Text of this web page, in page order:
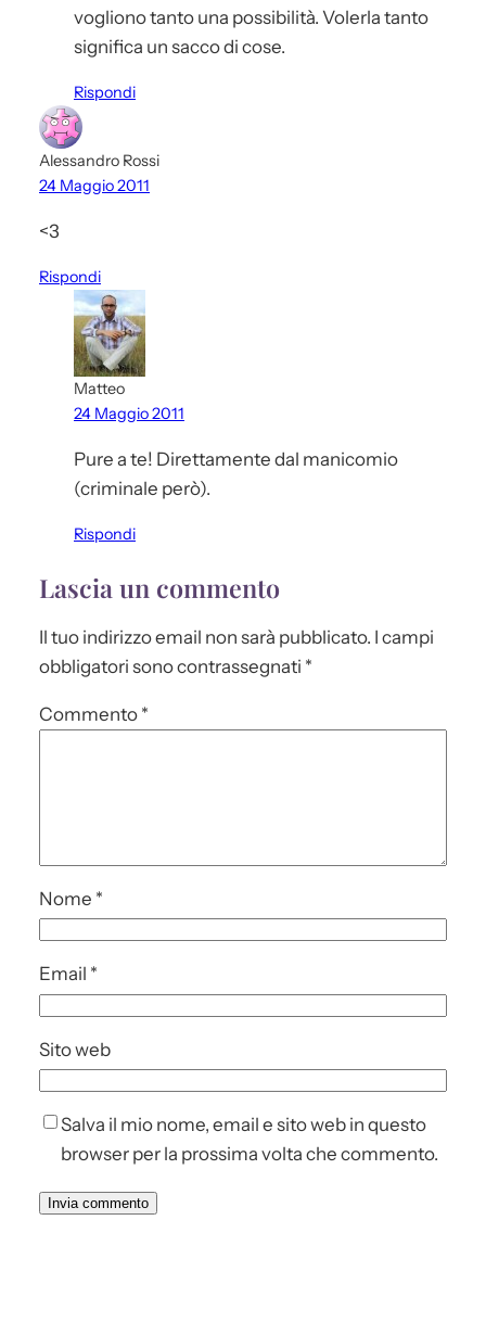
vogliono tanto una possibilità. Volerla tanto
significa un sacco di cose.
Rispondi
Alessandro Rossi
24 Maggio 2011
<3
Rispondi
Matteo
24 Maggio 2011
Pure a te! Direttamente dal manicomio
(criminale però).
Rispondi
Lascia un commento
Il tuo indirizzo email non sarà pubblicato. I campi
obbligatori sono contrassegnati *
Commento *
Nome *
Email *
Sito web
Salva il mio nome, email e sito web in questo
browser per la prossima volta che commento.